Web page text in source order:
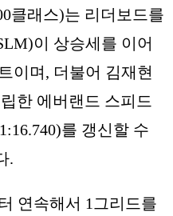
클래스)는 리더보드를
이 상승세를 이어
이며, 더불어 김재현
한 에버랜드 스피드
를 갱신할 수
.
연속해서 1그리드를